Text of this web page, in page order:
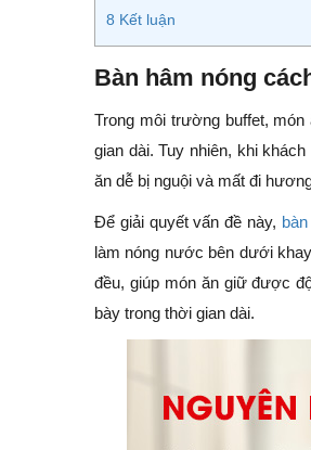
8 Kết luận
Bàn hâm nóng
Trong môi trường buffet,
gian dài. Tuy nhiên, khi
ăn dễ bị nguội và mất đi
Để giải quyết vấn đề này,
làm nóng nước bên dưới
đều, giúp món ăn giữ được
bày trong thời gian dài.